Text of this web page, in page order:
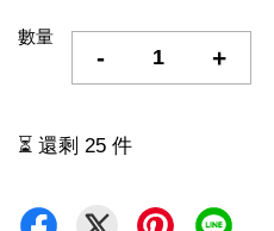
數量
- +
⏳ 還剩 25 件